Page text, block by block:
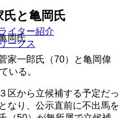
イター紹介
ークス
と亀岡氏
家一郎氏（70）と亀岡偉
いる。
区から立候補する予定だっ
なり、公示直前に不出馬を